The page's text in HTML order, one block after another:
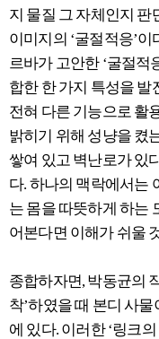
지 물질 그 자체인지 판
이미지의 ‘굴절적응’
르바가 고안한 ‘굴절적
합한 한 가지 특성을 발
전혀 다른 기능으로 활
밝히기 위해 성냥을 켰
쌓여 있고 벽난로가 있
다. 하나의 맥락에서는
는 몸을 따뜻하게 하는
어본다면 이해가 쉬울
종합하자면, 박동균의
착’하였을 때 본디 사
에 있다. 이러한 ‘링크